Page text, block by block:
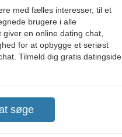
med fælles interesser, til et
brugere i alle
en online dating chat,
for at opbygge et seriøst
Tilmeld dig gratis datingside